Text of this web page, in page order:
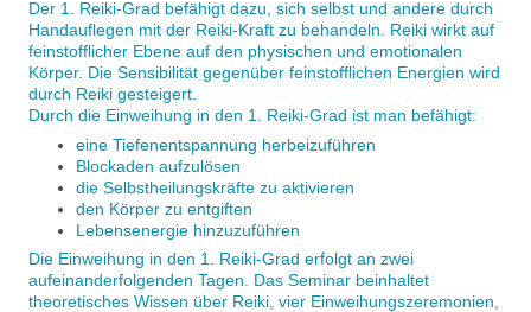
Der 1. Reiki-Grad befähigt dazu, sich selbst und andere durch
Handauflegen mit der Reiki-Kraft zu behandeln. Reiki wirkt auf
feinstofflicher Ebene auf den physischen und emotionalen
Körper. Die Sensibilität gegenüber feinstofflichen Energien wird
durch Reiki gesteigert.
Durch die Einweihung in den 1. Reiki-Grad ist man befähigt:
eine Tiefenentspannung herbeizuführen
Blockaden aufzulösen
die Selbstheilungskräfte zu aktivieren
den Körper zu entgiften
Lebensenergie hinzuzuführen
Die Einweihung in den 1. Reiki-Grad erfolgt an zwei
aufeinanderfolgenden Tagen. Das Seminar beinhaltet
theoretisches Wissen über Reiki, vier Einweihungszeremonien,